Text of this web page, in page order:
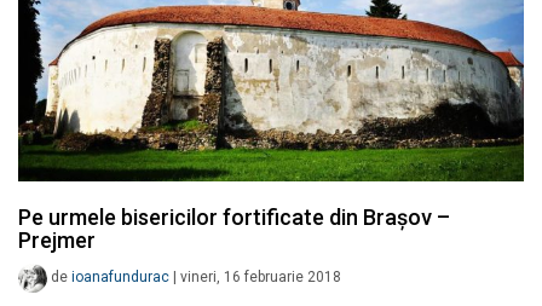
Pe urmele bisericilor fortificate din Brașov –
Prejmer
de ioanafundurac vineri, 16 februarie 2018